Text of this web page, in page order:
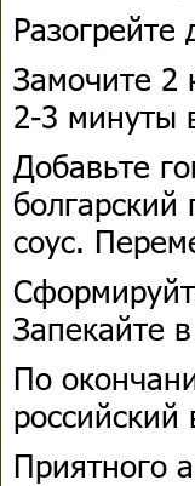
Разогрейте
Замочите 2
2-3 минуты
Добавьте
соус.
Запекайте
По
Приятного